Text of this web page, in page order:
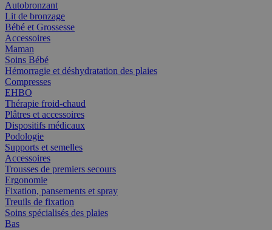
Autobronzant
Lit de bronzage
Bébé et Grossesse
Accessoires
Maman
Soins Bébé
Hémorragie et déshydratation des plaies
Compresses
EHBO
Thérapie froid-chaud
Plâtres et accessoires
Dispositifs médicaux
Podologie
Supports et semelles
Accessoires
Trousses de premiers secours
Ergonomie
Fixation, pansements et spray
Treuils de fixation
Soins spécialisés des plaies
Bas